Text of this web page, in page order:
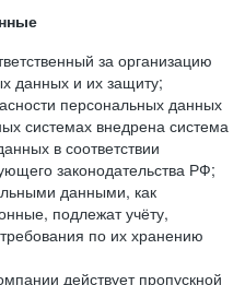
за организацию
данных и их защиту;
персональных данных
системах внедрена система
в соответствии
законодательства РФ;
данными, как
подлежат учёту,
по их хранению
действует пропускной